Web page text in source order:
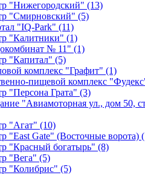
"Нижегородский" (13)
"Смирновский" (5)
"IQ-Park" (11)
"Калитники" (1)
№ 11" (1)
"Капитал" (5)
комплекс "Графит" (1)
пищевой комплекс
"Персона Грата" (3)
"Авиамоторная ул., дом 50,
"Агат" (10)
"East Gate" (Восточные ворота)
"Красный богатырь" (8)
"Вега" (5)
"Колибрис" (5)